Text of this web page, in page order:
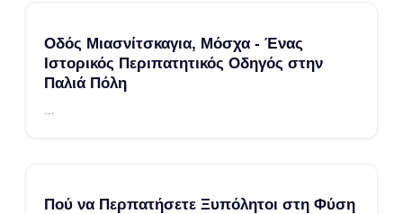
Οδός Μιασνίτσκαγια, Μόσχα - Ένας
Ιστορικός Περιπατητικός Οδηγός στην
Παλιά Πόλη
Πού να Περπατήσετε Ξυπόλητοι στη Φύση